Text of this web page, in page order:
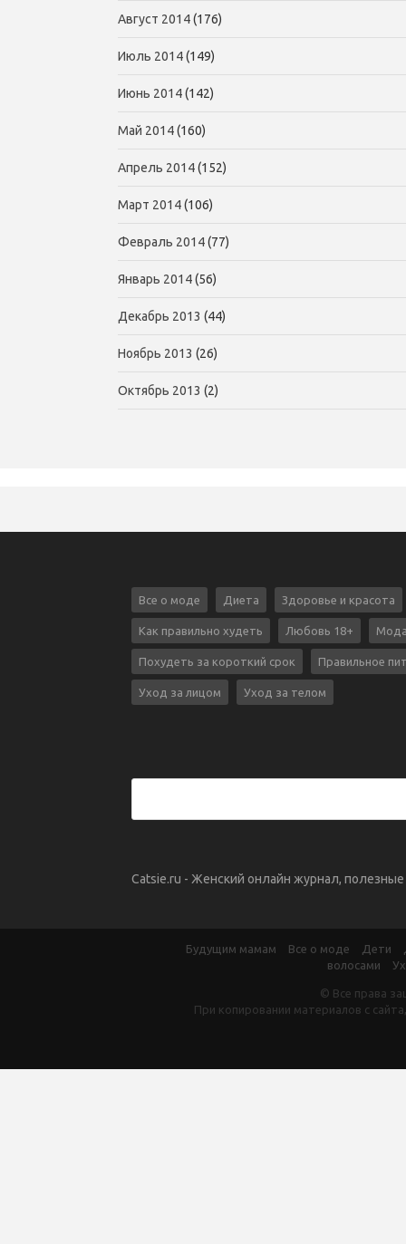
Август 2014(176)
Июль 2014(149)
Июнь 2014(142)
Май 2014(160)
Апрель 2014(152)
Март 2014(106)
Февраль 2014(77)
Январь 2014(56)
Декабрь 2013 (44)
Ноябрь 2013 (26)
Октябрь 2013 (2)
Все о моде Диета Здоровье и красота
Как правильно худеть Любовь 18+
Похудеть за короткий срок Правильное
Уход за лицом Уход за телом
Catsie.ru - Женский онлайн журнал,
Будущим мамам Все о моде Дети
волосами
© Все права
При копировании материалов с